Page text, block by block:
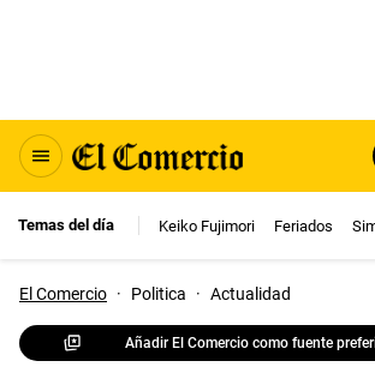
Temas del día Keiko Fujimori Feriados
El Comercio · Politica · Actualidad
Añadir El Comercio como fuente